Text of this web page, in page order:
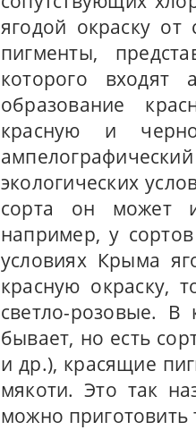
ягодой окраску от
пигменты,
которого входят
образование
красную и
экологических
сорта он может
например, у
условиях Крыма
красную окраску,
светло-розовые.
бывает, но есть
и др.), красящие
мякоти. Это так
можно